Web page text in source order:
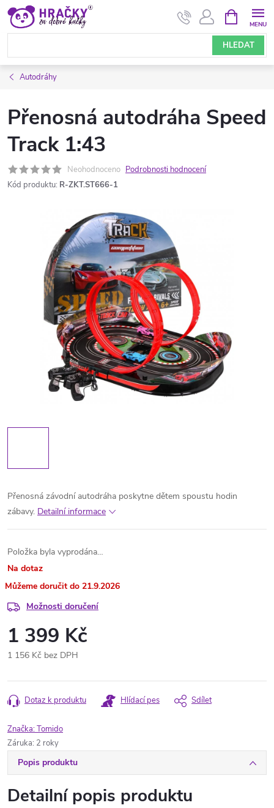
Přejít
obsah
HLEDAT
NÁKUPNÍ
KOŠÍK
Autodráhy
Přenosná autodráha Speed
​​Track 1:43
Neohodnoceno Podrobnosti hodnocení
Kód produktu: R-ZKT.ST666-1
Přenosná závodní autodráha poskytne dětem spoustu hodin
zábavy. Detailní informace
Položka byla vyprodána…
Na dotaz
21.9.2026
Možnosti doručení
1 399 Kč
1 156 Kč bez DPH
cena:
Dotaz k produktu Hlídací pes Sdílet
Značka:Tomido
Záruka: 2 roky
Popis produktu
Detailní popis produktu